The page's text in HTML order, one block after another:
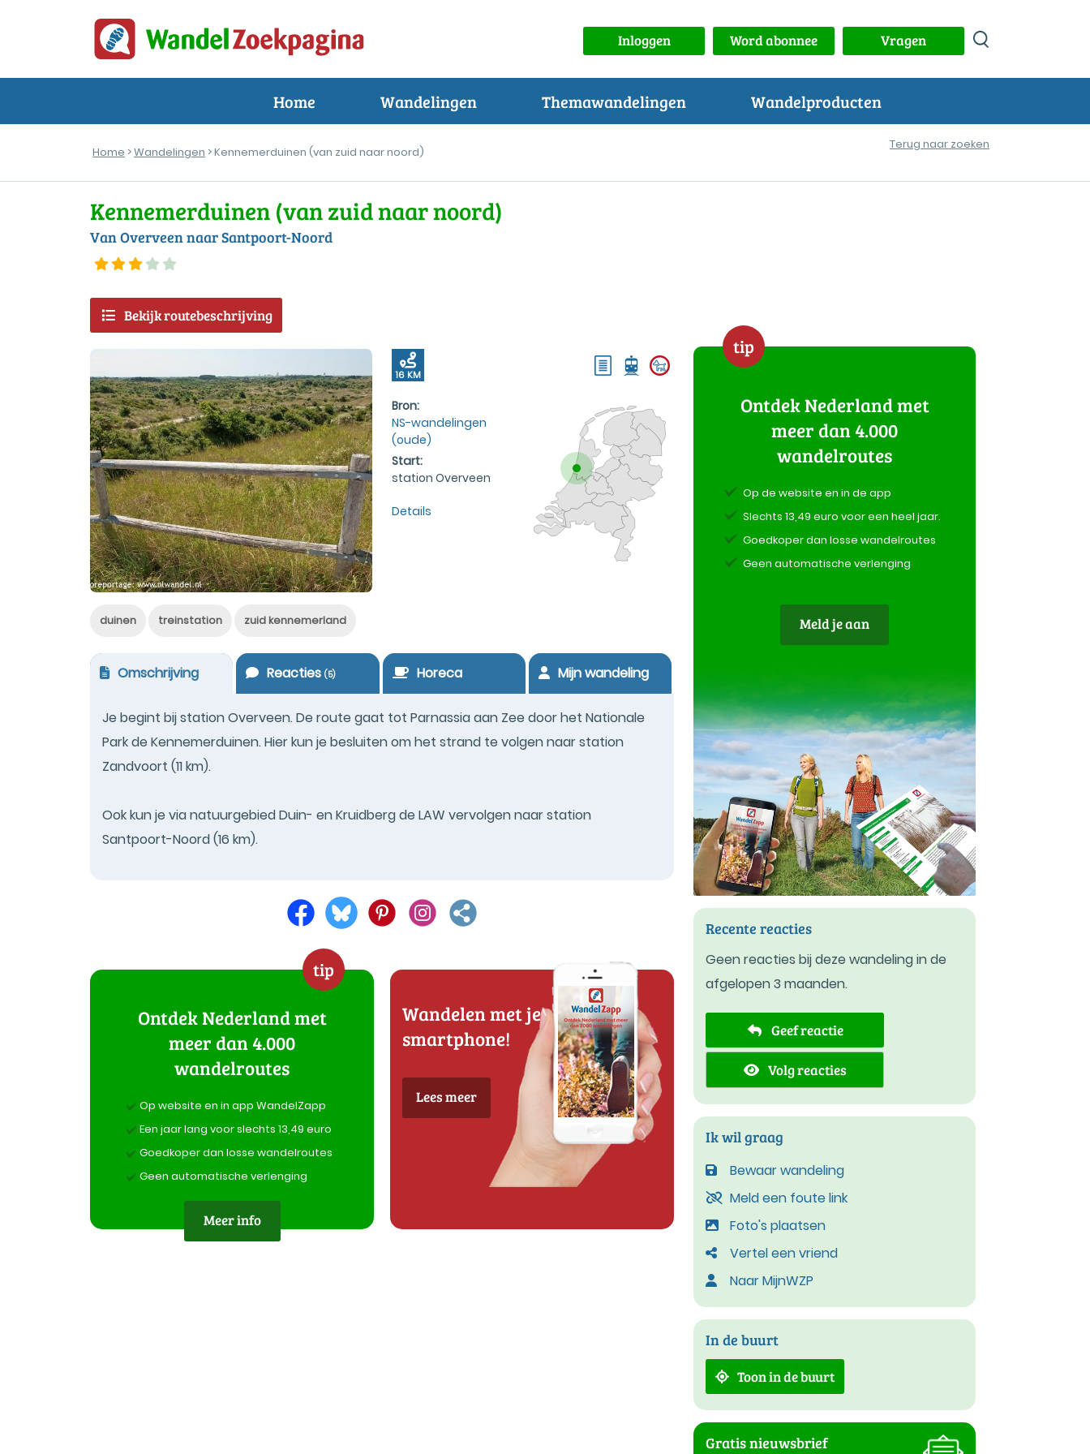
Inloggen Word abonnee Vragen
Home Wandelingen Themawandelingen Wandelproducten
Home >Wandelingen > Kennemerduinen (van zuid naar noord)
Terug naar zoeken
Kennemerduinen (van zuid naar noord)
Van Overveen naar Santpoort-Noord
Bekijk routebeschrijving
16 KM
Bron:
NS-wandelingen
(oude)
Start:
station Overveen
Details
duinen treinstation zuid kennemerland
Omschrijving Reacties(5) Horeca Mijn wandeling
Je begint bij station Overveen. De route gaat tot Parnassia aan Zee door het Nationale
Park de Kennemerduinen. Hier kun je besluiten om het strand te volgen naar station
Zandvoort (11 km).
Ook kun je via natuurgebied Duin- en Kruidberg de LAW vervolgen naar station
Santpoort-Noord (16 km).
tip
Ontdek Nederland met
meer dan 4.000
wandelroutes
Op website en in app WandelZapp
Een jaar lang voor slechts 13,49 euro
Goedkoper dan losse wandelroutes
Geen automatische verlenging
Meer info
Wandelen met je
smartphone!
Lees meer
tip
Ontdek Nederland met
meer dan 4.000
wandelroutes
Op de website en in de app
Slechts 13,49 euro voor een heel jaar.
Goedkoper dan losse wandelroutes
Geen automatische verlenging
Meld je aan
Recente reacties
Geen reacties bij deze wandeling in de
afgelopen 3 maanden.
Geef reactie
Volg reacties
Ik wil graag
Bewaar wandeling
Meld een foute link
Foto's plaatsen
Vertel een vriend
Naar MijnWZP
In de buurt
Toon in de buurt
Gratis nieuwsbrief